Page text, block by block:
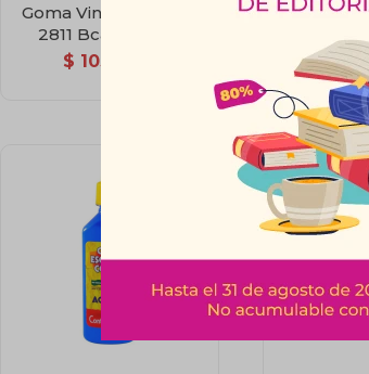
Goma Vinílica Acrilex
2811 Bca. 100 Grs.
$ 103
Goma
$ 219